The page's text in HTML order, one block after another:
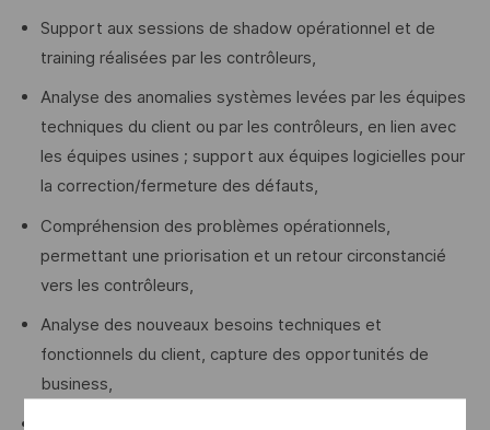
Support aux sessions de shadow opérationnel et de
training réalisées par les contrôleurs,
Analyse des anomalies systèmes levées par les équipes
techniques du client ou par les contrôleurs, en lien avec
les équipes usines ; support aux équipes logicielles pour
la correction/fermeture des défauts,
Compréhension des problèmes opérationnels,
permettant une priorisation et un retour circonstancié
vers les contrôleurs,
Analyse des nouveaux besoins techniques et
fonctionnels du client, capture des opportunités de
business,